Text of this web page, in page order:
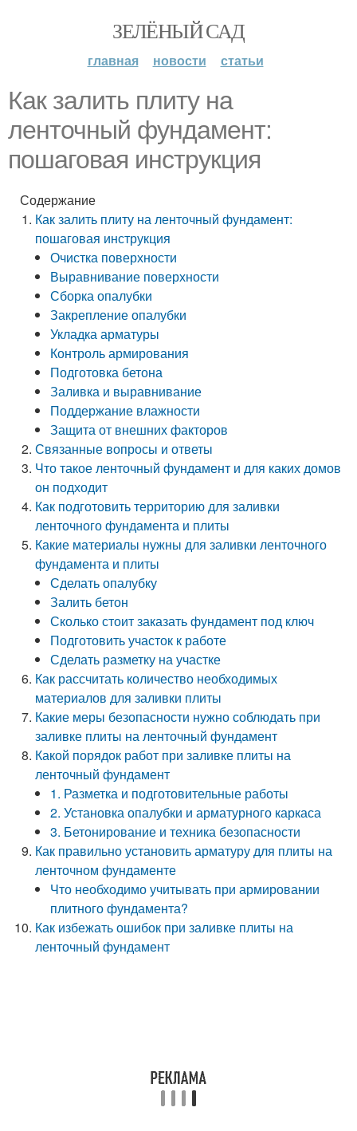
ЗЕЛЁНЫЙ САД
главная новости статьи
Как залить плиту на
ленточный фундамент:
пошаговая инструкция
Содержание
Как залить плиту на ленточный фундамент:
пошаговая инструкция
Очистка поверхности
Выравнивание поверхности
Сборка опалубки
Закрепление опалубки
Укладка арматуры
Контроль армирования
Подготовка бетона
Заливка и выравнивание
Поддержание влажности
Защита от внешних факторов
Связанные вопросы и ответы
Что такое ленточный фундамент и для каких домов
он подходит
Как подготовить территорию для заливки
ленточного фундамента и плиты
Какие материалы нужны для заливки ленточного
фундамента и плиты
Сделать опалубку
Залить бетон
Сколько стоит заказать фундамент под ключ
Подготовить участок к работе
Сделать разметку на участке
Как рассчитать количество необходимых
материалов для заливки плиты
Какие меры безопасности нужно соблюдать при
заливке плиты на ленточный фундамент
Какой порядок работ при заливке плиты на
ленточный фундамент
1. Разметка и подготовительные работы
2. Установка опалубки и арматурного каркаса
3. Бетонирование и техника безопасности
Как правильно установить арматуру для плиты на
ленточном фундаменте
Что необходимо учитывать при армировании
плитного фундамента?
Как избежать ошибок при заливке плиты на
ленточный фундамент